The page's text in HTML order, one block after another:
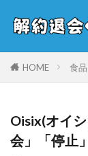
HOME 食
Oisix(オイ
会」「停止